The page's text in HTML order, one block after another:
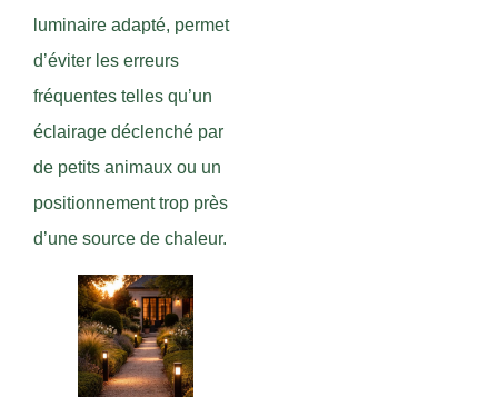
luminaire adapté, permet
d’éviter les erreurs
fréquentes telles qu’un
éclairage déclenché par
de petits animaux ou un
positionnement trop près
d’une source de chaleur.